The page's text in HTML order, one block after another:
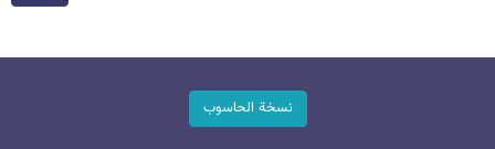
نسخة الحاسوب